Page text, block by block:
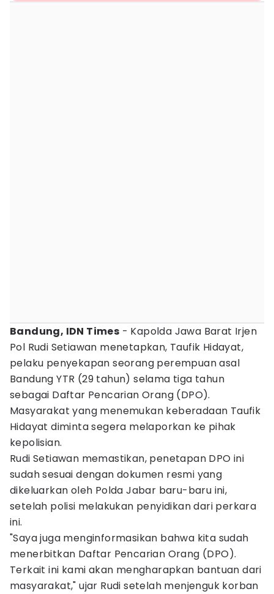
Bandung, IDN Times - Kapolda Jawa Barat Irjen
Pol Rudi Setiawan menetapkan, Taufik Hidayat,
pelaku penyekapan seorang perempuan asal
Bandung YTR (29 tahun) selama tiga tahun
sebagai Daftar Pencarian Orang (DPO).
Masyarakat yang menemukan keberadaan Taufik
Hidayat diminta segera melaporkan ke pihak
kepolisian.
Rudi Setiawan memastikan, penetapan DPO ini
sudah sesuai dengan dokumen resmi yang
dikeluarkan oleh Polda Jabar baru-baru ini,
setelah polisi melakukan penyidikan dari perkara
ini.
"Saya juga menginformasikan bahwa kita sudah
menerbitkan Daftar Pencarian Orang (DPO).
Terkait ini kami akan mengharapkan bantuan dari
masyarakat," ujar Rudi setelah menjenguk korban